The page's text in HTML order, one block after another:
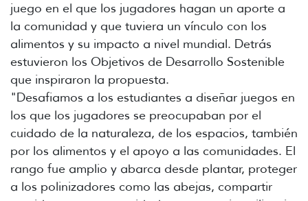
juego en el que los jugadores hagan un aporte a
la comunidad y que tuviera un vínculo con los
alimentos y su impacto a nivel mundial. Detrás
estuvieron los Objetivos de Desarrollo Sostenible
que inspiraron la propuesta.
"Desafiamos a los estudiantes a diseñar juegos en
los que los jugadores se preocupaban por el
cuidado de la naturaleza, de los espacios, también
por los alimentos y el apoyo a las comunidades. El
rango fue amplio y abarca desde plantar, proteger
a los polinizadores como las abejas, compartir